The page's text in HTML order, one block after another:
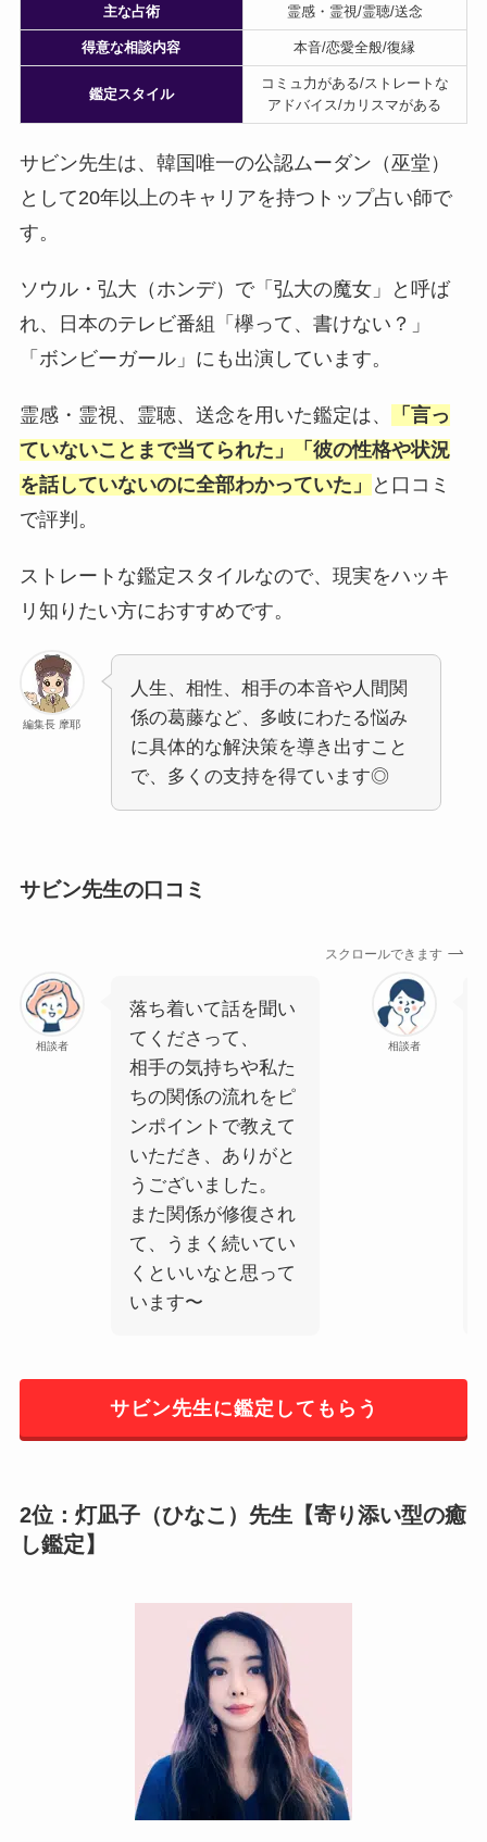
主な占術 霊感・霊視/霊聴/送念
得意な相談内容 本音/恋愛全般/復縁
鑑定スタイル
コミュ力がある/ストレートな
アドバイス/カリスマがある
サビン先生は、韓国唯一の公認ムーダン（巫堂）
として20年以上のキャリアを持つトップ占い師で
す。
ソウル・弘大（ホンデ）で「弘大の魔女」と呼ば
れ、日本のテレビ番組「欅って、書けない？」
「ボンビーガール」にも出演しています。
霊感・霊視、霊聴、送念を用いた鑑定は、
「言っ
ていないことまで当てられた」「彼の性格や状況
を話していないのに全部わかっていた」
と口コミ
で評判。
ストレートな鑑定スタイルなので、現実をハッキ
リ知りたい方におすすめです。
編集長 摩耶
人生、相性、相手の本音や人間関
係の葛藤など、多岐にわたる悩み
に具体的な解決策を導き出すこと
で、多くの支持を得ています◎
サビン先生の口コミ
スクロールできます
相談者
落ち着いて話を聞い
てくださって、
相手の気持ちや私た
ちの関係の流れをピ
ンポイントで教えて
いただき、ありがと
うございました。
また関係が修復され
て、うまく続いてい
くといいなと思って
います〜
相談者
サビン先生に鑑定してもらう
2位：灯凪子（ひなこ）先生【寄り添い型の癒
し鑑定】